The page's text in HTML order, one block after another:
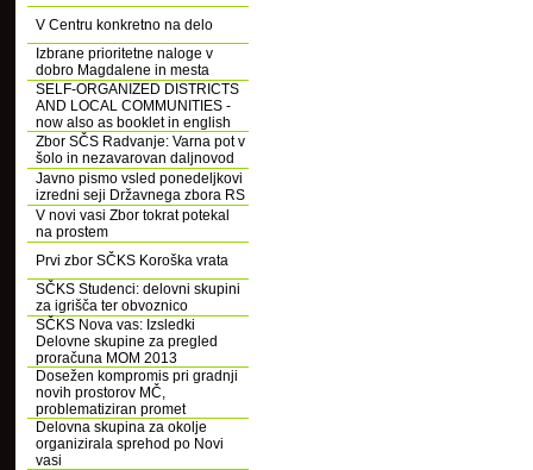
V Centru konkretno na delo
Izbrane prioritetne naloge v
dobro Magdalene in mesta
SELF-ORGANIZED DISTRICTS
AND LOCAL COMMUNITIES -
now also as booklet in english
Zbor SČS Radvanje: Varna pot v
šolo in nezavarovan daljnovod
Javno pismo vsled ponedeljkovi
izredni seji Državnega zbora RS
V novi vasi Zbor tokrat potekal
na prostem
Prvi zbor SČKS Koroška vrata
SČKS Studenci: delovni skupini
za igrišča ter obvoznico
SČKS Nova vas: Izsledki
Delovne skupine za pregled
proračuna MOM 2013
Dosežen kompromis pri gradnji
novih prostorov MČ,
problematiziran promet
Delovna skupina za okolje
organizirala sprehod po Novi
vasi